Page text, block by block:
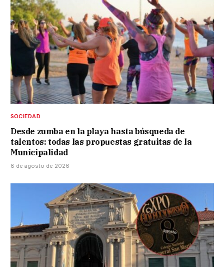
SOCIEDAD
Desde zumba en la playa hasta búsqueda de
talentos: todas las propuestas gratuitas de la
Municipalidad
8 de agosto de 2026